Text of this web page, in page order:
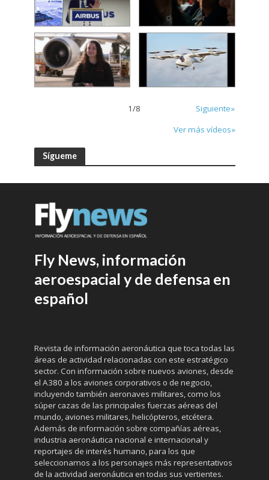
1/8
Siguiente»
Ver más vídeos»
Sígueme
Fly News, información
aeroespacial y de defensa en
español
Revista de información aeronáutica que toca todas las
áreas de actividad relacionadas con este estratégico
sector. Con información sobre nuevos aviones, desde
el A380 a los aviones corporativos o de negocio,
incluyendo también aeronaves militares, como los
súper cazas de las principales fuerzas aéreas del
mundo, aviones militares, helicópteros, etcétera.
Además de información sobre compañías aéreas,
industria aeronáutica nacional e internacional y
reportajes de interés humano, para los que
seleccionamos a los personajes más representativos
de la actividad aeronáutica en todas sus vertientes.